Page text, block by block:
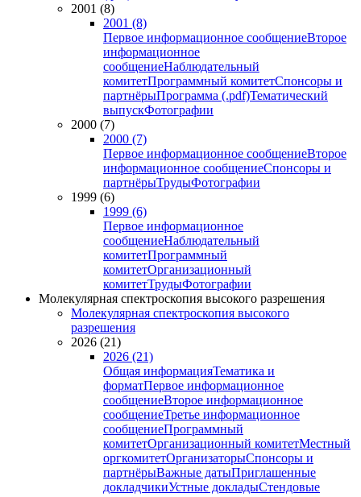
2001 (8)
2001 (8)
Первое информационное сообщениеВторое
информационное
сообщениеНаблюдательный
комитетПрограммный комитетСпонсоры и
партнёрыПрограмма (.pdf)Тематический
выпускФотографии
2000 (7)
2000 (7)
Первое информационное сообщениеВторое
информационное сообщениеСпонсоры и
партнёрыТрудыФотографии
1999 (6)
1999 (6)
Первое информационное
сообщениеНаблюдательный
комитетПрограммный
комитетОрганизационный
комитетТрудыФотографии
Молекулярная спектроскопия высокого разрешения
Молекулярная спектроскопия высокого
разрешения
2026 (21)
2026 (21)
Общая информацияТематика и
форматПервое информационное
сообщениеВторое информационное
сообщениеТретье информационное
сообщениеПрограммный
комитетОрганизационный комитетМестный
оргкомитетОрганизаторыСпонсоры и
партнёрыВажные датыПриглашенные
докладчикиУстные докладыСтендовые